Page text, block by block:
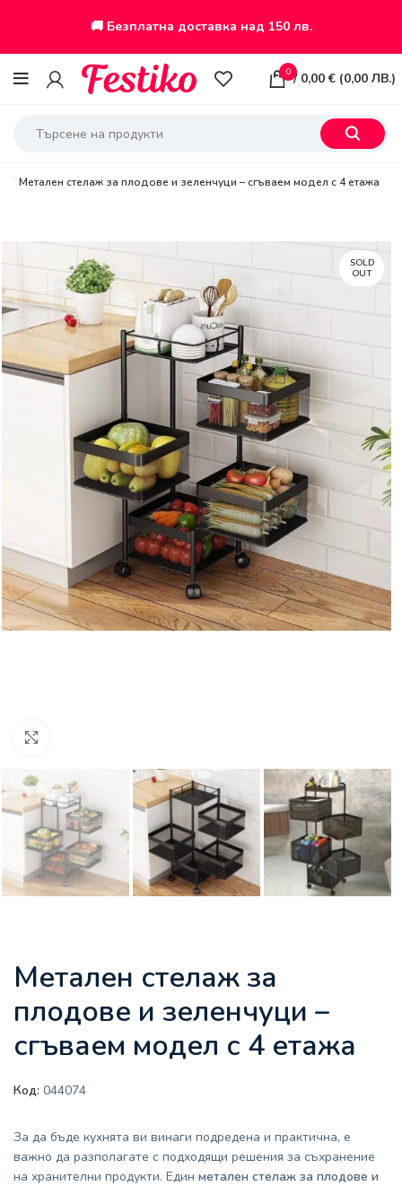
🚚 Безплатна доставка над 150 лв.
0 / 0,00€ (0,00 ЛВ.)
Метален стелаж за плодове и зеленчуци – сгъваем модел с 4 етажа
SOLD
OUT
Метален стелаж за
плодове и зеленчуци –
сгъваем модел с 4 етажа
Код: 044074
За да бъде кухнята ви винаги подредена и практична, е
важно да разполагате с подходящи решения за съхранение
на хранителни продукти. Един метален стелаж за плодове и